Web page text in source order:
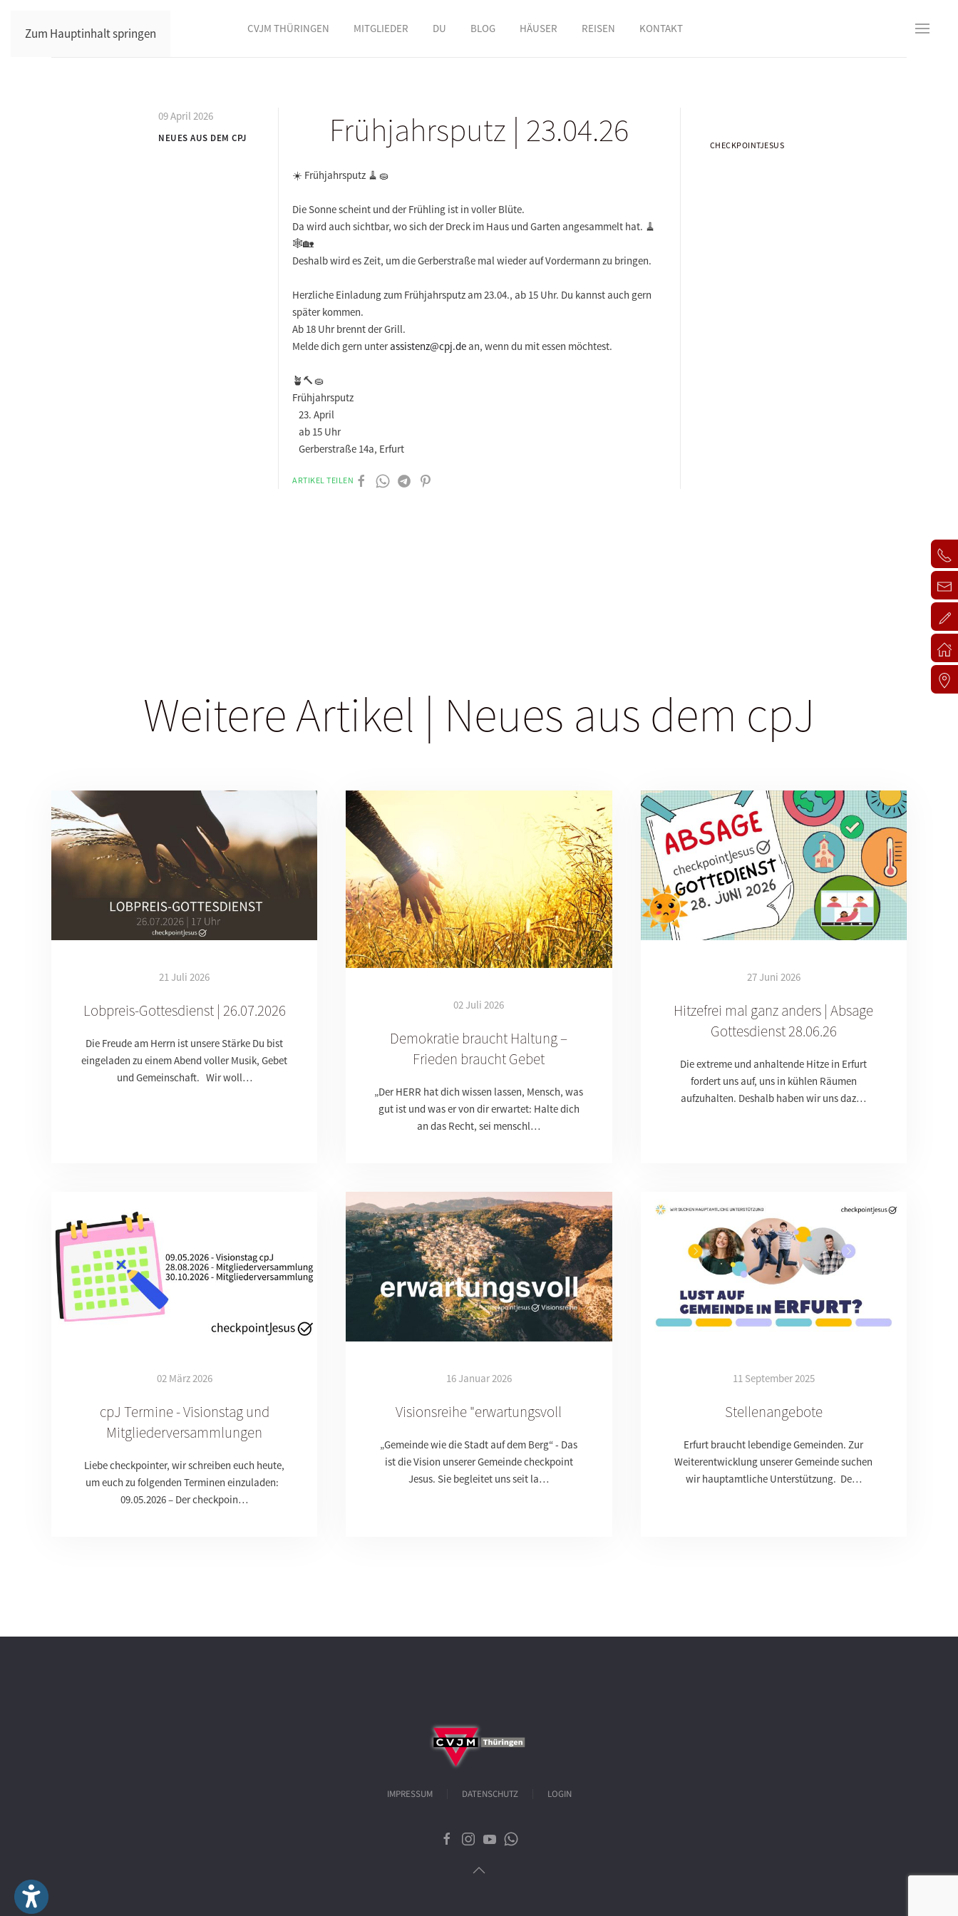
Zum Hauptinhalt springen CVJM THÜRINGEN MITGLIEDER DU BLOG HÄUSER REISEN KONTAKT
09 April 2026
NEUES AUS DEM CPJ Frühjahrsputz | 23.04.26
☀️ Frühjahrsputz 🧹🧽
Die Sonne scheint und der Frühling ist in voller Blüte.
Da wird auch sichtbar, wo sich der Dreck im Haus und Garten angesammelt hat. 🧹
🕸️🏡
Deshalb wird es Zeit, um die Gerberstraße mal wieder auf Vordermann zu bringen.
Herzliche Einladung zum Frühjahrsputz am 23.04., ab 15 Uhr. Du kannst auch gern
später kommen.
Ab 18 Uhr brennt der Grill.
Melde dich gern unterassistenz@cpj.de an, wenn du mit essen möchtest.
🪴🔨🧽
Frühjahrsputz
23. April
ab 15 Uhr
Gerberstraße 14a, Erfurt
ARTIKEL TEILEN
CHECKPOINTJESUS
Weitere Artikel | Neues aus dem cpJ
21 Juli 2026
Lobpreis-Gottesdienst | 26.07.2026
Die Freude am Herrn ist unsere Stärke Du bist
eingeladen zu einem Abend voller Musik, Gebet
und Gemeinschaft. Wir woll…
02 Juli 2026
Demokratie braucht Haltung –
Frieden braucht Gebet
„Der HERR hat dich wissen lassen, Mensch, was
gut ist und was er von dir erwartet: Halte dich
an das Recht, sei menschl…
27 Juni 2026
Hitzefrei mal ganz anders | Absage
Gottesdienst 28.06.26
Die extreme und anhaltende Hitze in Erfurt
fordert uns auf, uns in kühlen Räumen
aufzuhalten. Deshalb haben wir uns daz…
02 März 2026
cpJ Termine - Visionstag und
Mitgliederversammlungen
Liebe checkpointer, wir schreiben euch heute,
um euch zu folgenden Terminen einzuladen:
09.05.2026 – Der checkpoin…
16 Januar 2026
Visionsreihe "erwartungsvoll
„Gemeinde wie die Stadt auf dem Berg“ - Das
ist die Vision unserer Gemeinde checkpoint
Jesus. Sie begleitet uns seit la…
11 September 2025
Stellenangebote
Erfurt braucht lebendige Gemeinden. Zur
Weiterentwicklung unserer Gemeinde suchen
wir hauptamtliche Unterstützung. De…
IMPRESSUM DATENSCHUTZ LOGIN